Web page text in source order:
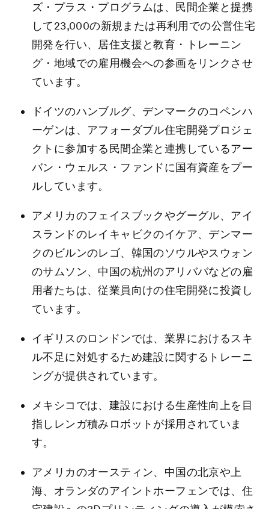
ズ・プラス・プログラムは、民間企業と提携
して23,000の新規または再利用での公営住宅
開発を行い、居住支援と教育・トレーニン
グ・地域での雇用機会への参画をリンクさせ
ています。
ドイツのハンブルグ、デンマークのコペンハ
ーゲンは、アフォーダブル住宅開発プロジェ
クトに参加する民間企業と連携しているアー
バン・ウェルス・ファンドに国有資産をプー
ルしています。
アメリカのフェイスブックやグーグル、アイ
スランドのレイキャビクのイケア、デンマー
クのビルンのレゴ、韓国のソウルやスウォン
のサムソン、中国の杭州のアリババなどの雇
用者たちは、従業員向けの住宅開発に投資し
ています。
イギリスのロンドンでは、業界におけるスキ
ル不足に対処するため建設に関するトレーニ
ングが提供されています。
メキシコでは、建設における生産性向上を目
指しレンガ積みロボットが採用されていま
す。
アメリカのオースティン、中国の北京や上
海、オランダのアイントホーフェンでは、住